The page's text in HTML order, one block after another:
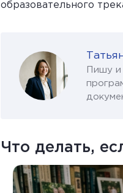
образовательного
Пишу
Что делать,